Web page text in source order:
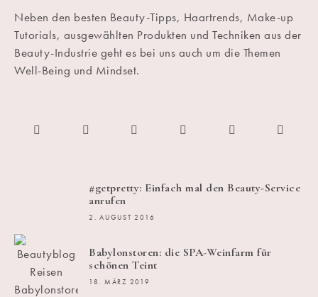
Neben den besten Beauty-Tipps, Haartrends, Make-up
Tutorials, ausgewählten Produkten und Techniken aus der
Beauty-Industrie geht es bei uns auch um die Themen
Well-Being und Mindset.
#getpretty: Einfach mal den Beauty-Service
anrufen
2. AUGUST 2016
Babylonstoren: die SPA-Weinfarm für
schönen Teint
18. MÄRZ 2019